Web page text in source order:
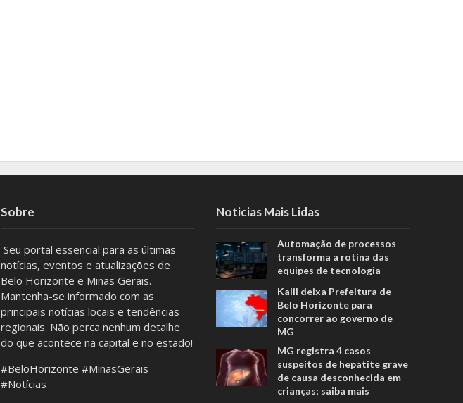
Sobre
Seu portal essencial para as últimas
notícias, eventos e atualizações de
Belo Horizonte e Minas Gerais.
Mantenha-se informado com as
principais notícias locais e tendências
regionais. Não perca nenhum detalhe
do que acontece na capital e no estado!
#BeloHorizonte #MinasGerais
#Notícias
Noticias Mais Lidas
Automação de processos
transforma a rotina das
equipes de tecnologia
Kalil deixa Prefeitura de
Belo Horizonte para
concorrer ao governo de
MG
MG registra 4 casos
suspeitos de hepatite grave
de causa desconhecida em
crianças; saiba mais